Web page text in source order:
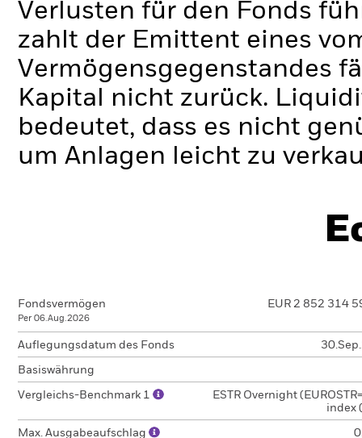
Verlusten für den Fonds
zahlt der Emittent eines
Vermögensgegenstandes
Kapital nicht zurück.
bedeutet, dass es nicht
um Anlagen leicht zu
Fondsvermögen
Per 06.Aug.2026
EUR 2 852 314
Auflegungsdatum des Fonds
Basiswährung
Vergleichs-Benchmark 1
ESTR Overnight
index
Max. Ausgabeaufschlag